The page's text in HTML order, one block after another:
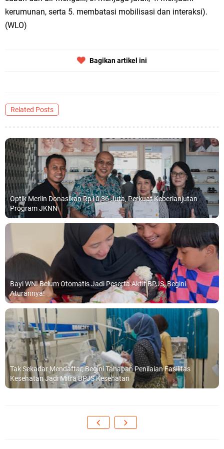
kerumunan, serta 5. membatasi mobilisasi dan interaksi).
(WLO)
Bagikan artikel ini
Related Posts
Optik Merlin Donasikan Rp10,36 Juta, Perkuat Keberlanjutan
Program JKNN
Bayi WNI Belum Otomatis Jadi Peserta Aktif BPJS, Begini
Aturannya!
Tak Sekadar Mendaftar, Begini Tahapan Penilaian Fasilitas
Kesehatan Jadi Mitra BPJS Kesehatan